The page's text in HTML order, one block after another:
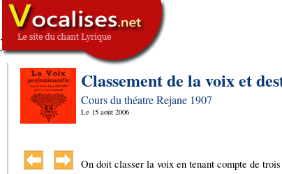
,
SIGNATURE
-->
Classement de la voix et
Cours du théatre Rejane 1907
Le 15 août 2006
On doit classer la voix en tenant compte de